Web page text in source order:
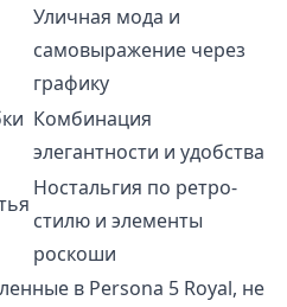
Уличная мода и
самовыражение через
графику
Комбинация
элегантности и удобства
Ностальгия по ретро-
стилю и элементы
роскоши
в Persona 5 Royal, не